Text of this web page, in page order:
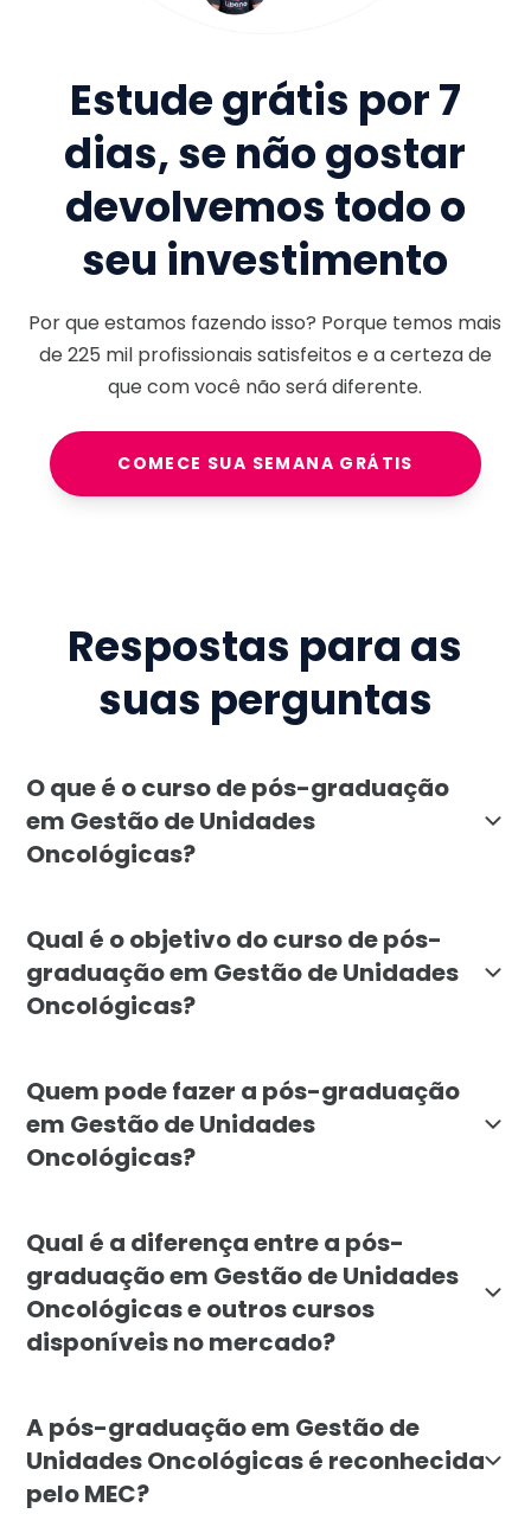
Estude grátis por 7
dias, se não gostar
devolvemos todo o
seu investimento
Por que estamos fazendo isso? Porque temos mais
de225 milprofissionais satisfeitos e a certeza de
que com você não será diferente.
COMECE SUA SEMANA GRÁTIS
Respostas para as
suas perguntas
O que é o curso de pós-graduação
em Gestão de Unidades
Oncológicas?
Qual é o objetivo do curso de pós-
graduação em Gestão de Unidades
Oncológicas?
Quem pode fazer a pós-graduação
em Gestão de Unidades
Oncológicas?
Qual é a diferença entre a pós-
graduação em Gestão de Unidades
Oncológicas e outros cursos
disponíveis no mercado?
A pós-graduação em Gestão de
Unidades Oncológicas é reconhecida
pelo MEC?